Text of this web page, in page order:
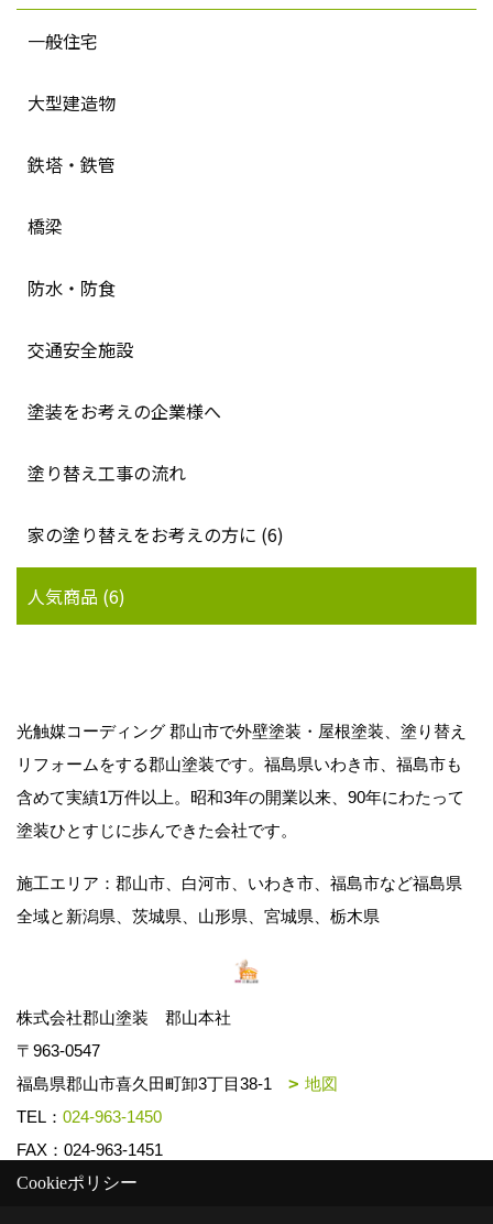
一般住宅
大型建造物
鉄塔・鉄管
橋梁
防水・防食
交通安全施設
塗装をお考えの企業様へ
塗り替え工事の流れ
家の塗り替えをお考えの方に (6)
人気商品 (6)
光触媒コーディング 郡山市で外壁塗装・屋根塗装、塗り替え
リフォームをする郡山塗装です。福島県いわき市、福島市も
含めて実績1万件以上。昭和3年の開業以来、90年にわたって
塗装ひとすじに歩んできた会社です。
施工エリア：郡山市、白河市、いわき市、福島市など福島県
全域と新潟県、茨城県、山形県、宮城県、栃木県
株式会社郡山塗装 郡山本社
〒963-0547
福島県郡山市喜久田町卸3丁目38-1
地図
TEL： 024-963-1450
FAX：024-963-1451
Cookieポリシー